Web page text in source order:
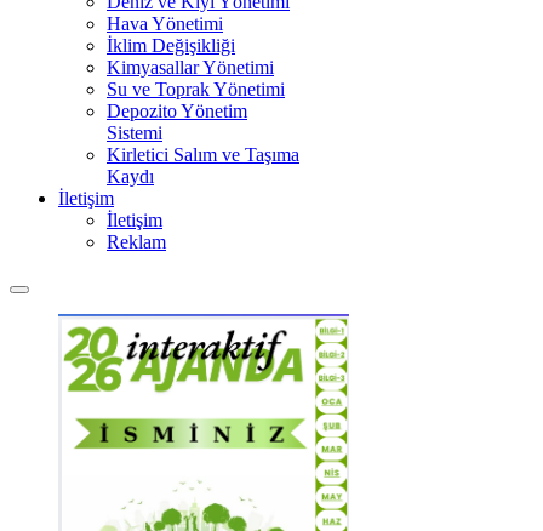
Hava Yönetimi
İklim Değişikliği
Kimyasallar Yönetimi
Su ve Toprak Yönetimi
Depozito Yönetim
Sistemi
Kirletici Salım ve Taşıma
Kaydı
İletişim
İletişim
Reklam